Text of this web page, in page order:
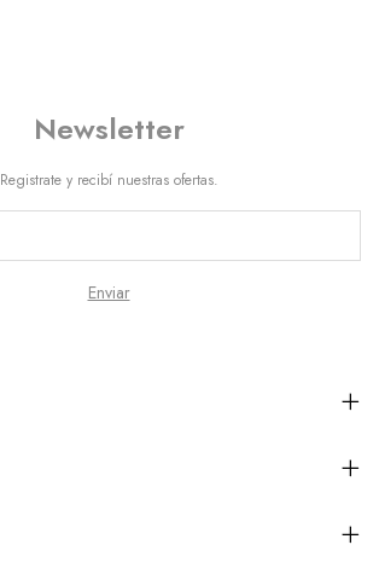
Newsletter
Registrate y recibí nuestras ofertas.